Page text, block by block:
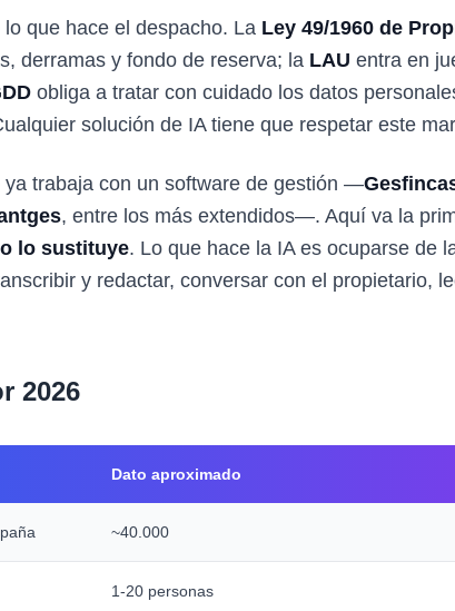
que hace el despacho. La Ley 49/1960 de
derramas y fondo de reserva; la LAU entra en
obliga a tratar con cuidado los datos
solución de IA tiene que respetar este
trabaja con un software de gestión —
, entre los más extendidos—. Aquí va la
lo sustituye. Lo que hace la IA es ocuparse de
y redactar, conversar con el propietario,
2026
Dato aproximado
~40.000
1-20 personas